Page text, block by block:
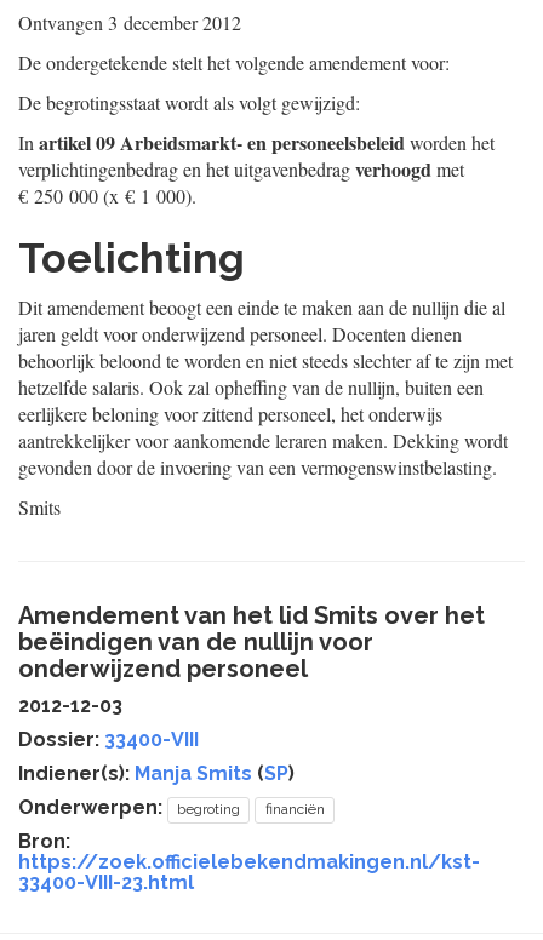
Ontvangen 3 december 2012
De ondergetekende stelt het volgende amendement voor:
De begrotingsstaat wordt als volgt gewijzigd:
In artikel 09 Arbeidsmarkt- en personeelsbeleidworden het
verplichtingenbedrag en het uitgavenbedragverhoogdmet
€ 250 000 (x € 1 000).
Toelichting
Dit amendement beoogt een einde te maken aan de nullijn die al
jaren geldt voor onderwijzend personeel. Docenten dienen
behoorlijk beloond te worden en niet steeds slechter af te zijn met
hetzelfde salaris. Ook zal opheffing van de nullijn, buiten een
eerlijkere beloning voor zittend personeel, het onderwijs
aantrekkelijker voor aankomende leraren maken. Dekking wordt
gevonden door de invoering van een vermogenswinstbelasting.
Smits
Amendement van het lid Smits over het
beëindigen van de nullijn voor
onderwijzend personeel
2012-12-03
Dossier: 33400-VIII
Indiener(s): Manja Smits (SP)
Onderwerpen:
begroting financiën
Bron:
https://zoek.officielebekendmakingen.nl/kst-
33400-VIII-23.html